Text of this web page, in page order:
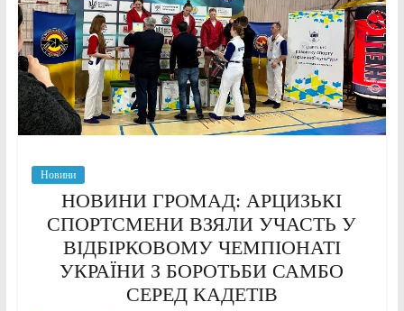
Новини
НОВИНИ ГРОМАД: АРЦИЗЬКІ
СПОРТСМЕНИ ВЗЯЛИ УЧАСТЬ У
ВІДБІРКОВОМУ ЧЕМПІОНАТІ
УКРАЇНИ З БОРОТЬБИ САМБО
СЕРЕД КАДЕТІВ